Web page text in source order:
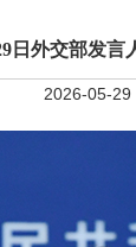
日外交部发
2026-05-29